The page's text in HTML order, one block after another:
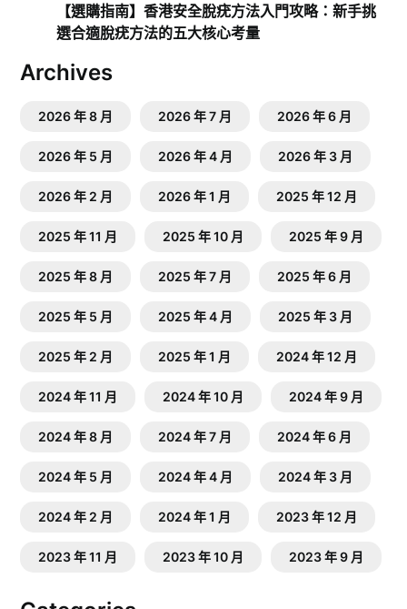
【選購指南】香港安全脫疣方法入門攻略：新手挑
選合適脫疣方法的五大核心考量
Archives
2026 年 8 月 2026 年 7 月 2026 年 6 月
2026 年 5 月 2026 年 4 月 2026 年 3 月
2026 年 2 月 2026 年 1 月 2025 年 12 月
2025 年 11 月 2025 年 10 月 2025 年 9 月
2025 年 8 月 2025 年 7 月 2025 年 6 月
2025 年 5 月 2025 年 4 月 2025 年 3 月
2025 年 2 月 2025 年 1 月 2024 年 12 月
2024 年 11 月 2024 年 10 月 2024 年 9 月
2024 年 8 月 2024 年 7 月 2024 年 6 月
2024 年 5 月 2024 年 4 月 2024 年 3 月
2024 年 2 月 2024 年 1 月 2023 年 12 月
2023 年 11 月 2023 年 10 月 2023 年 9 月